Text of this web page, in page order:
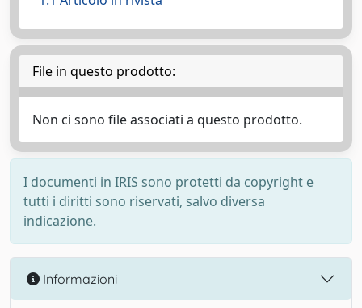
File in questo prodotto:
Non ci sono file associati a questo prodotto.
I documenti in IRIS sono protetti da copyright e
tutti i diritti sono riservati, salvo diversa
indicazione.
Informazioni